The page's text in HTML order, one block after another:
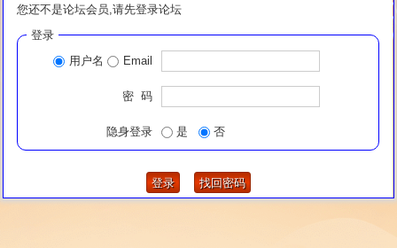
您还不是论坛会员,请先登录论坛
登录
用户名
Email
密 码
隐身登录 是 否